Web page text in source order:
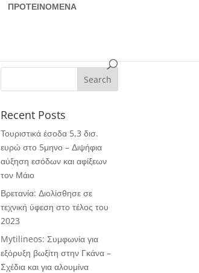
ΠΡΟΤΕΙΝΟΜΕΝΑ
Recent Posts
Τουριστικά έσοδα 5,3 δισ.
ευρώ στο 5μηνο – Διψήφια
αύξηση εσόδων και αφίξεων
τον Μάιο
Βρετανία: Διολίσθησε σε
τεχνική ύφεση στο τέλος του
2023
Mytilineos: Συμφωνία για
εξόρυξη βωξίτη στην Γκάνα –
Σχέδια και για αλουμίνα